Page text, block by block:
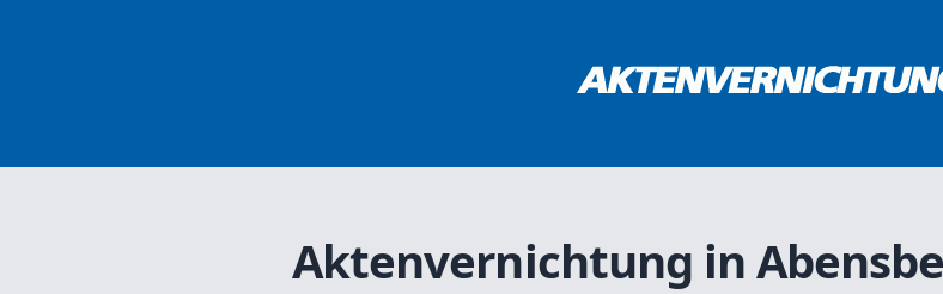
Aktenvernichtung in